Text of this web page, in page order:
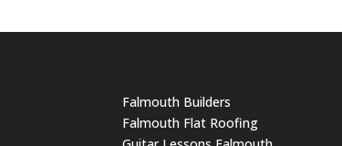
Falmouth Builders
Falmouth Flat Roofing